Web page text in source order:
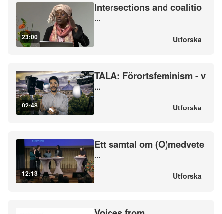
23:00
Intersections and coalitio
...
Utforska
02:48
TALA: Förortsfeminism - v
...
Utforska
12:13
Ett samtal om (O)medvete
...
Utforska